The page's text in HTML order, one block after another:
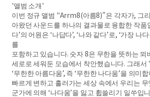
'앨범 소개'
이번 정규 앨범 "Arrm8(아름8)"은 각자가, 그
아왔던 사운드를 하나의 결과물로 융합한 작품
다’의 어원은 ‘나답다’, ‘나와 같다’로, ‘가장 나
를
포함하고 있습니다. 숫자 8은 무한을 뜻하는 뫼
세로로 세워둔 모습에서 착안했습니다. 그래
‘무한한 아름다움’, 즉 ‘무한한 나다움’을 의미
빠르게 변하고 흘러가는 세상 속에서 우리는
군가에 의해 ‘나다움’을 잃고 휩쓸리기 일쑤입